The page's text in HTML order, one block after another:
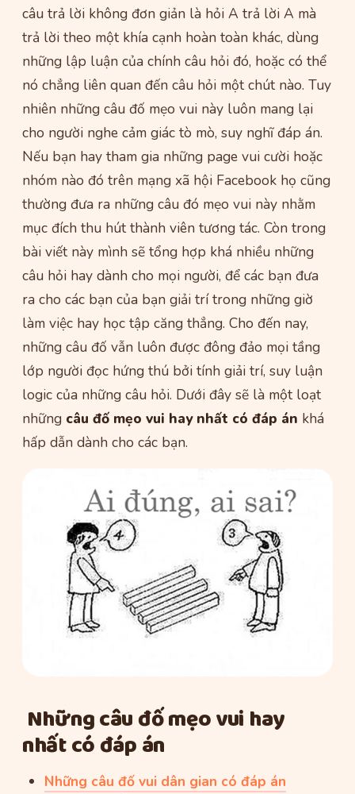
câu trả lời không đơn giản là hỏi A trả lời A mà
trả lời theo một khía cạnh hoàn toàn khác, dùng
những lập luận của chính câu hỏi đó, hoặc có thể
nó chẳng liên quan đến câu hỏi một chút nào. Tuy
nhiên những câu đố mẹo vui này luôn mang lại
cho người nghe cảm giác tò mò, suy nghĩ đáp án.
Nếu bạn hay tham gia những page vui cười hoặc
nhóm nào đó trên mạng xã hội Facebook họ cũng
thường đưa ra những câu đó mẹo vui này nhằm
mục đích thu hút thành viên tương tác. Còn trong
bài viết này mình sẽ tổng hợp khá nhiều những
câu hỏi hay dành cho mọi người, để các bạn đưa
ra cho các bạn của bạn giải trí trong những giờ
làm việc hay học tập căng thẳng. Cho đến nay,
những câu đố vẫn luôn được đông đảo mọi tầng
lớp người đọc hứng thú bởi tính giải trí, suy luận
logic của những câu hỏi. Dưới đây sẽ là một loạt
những câu đố mẹo vui hay nhất có đáp án khá
hấp dẫn dành cho các bạn.
Những câu đố mẹo vui hay
nhất có đáp án
Những câu đố vui dân gian có đáp án